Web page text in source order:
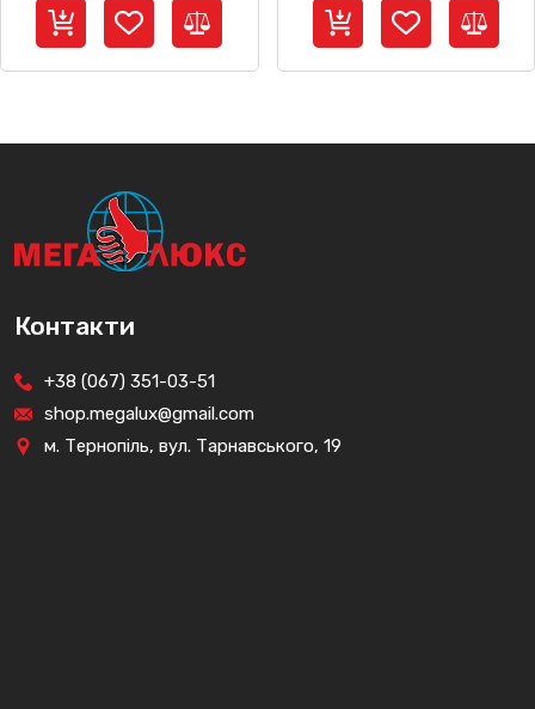
Контакти
+38 (067) 351-03-51
shop.megalux@gmail.com
м. Тернопіль, вул. Тарнавського, 19